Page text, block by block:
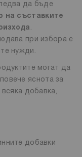
да бъде
на съставките
.
при избора е
нужди.
могат да
яснота за
добавка,
добавки